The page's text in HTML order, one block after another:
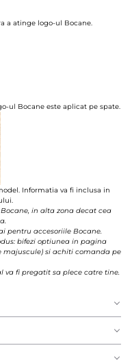
a atinge logo-ul Bocane.
ul Bocane este aplicat pe spate.
Informatia va fi inclusa in
in alta zona decat cea
pentru accesoriile Bocane.
bifezi optiunea in pagina
majuscule) si achiti comanda pe
va fi pregatit sa plece catre tine.